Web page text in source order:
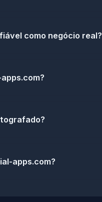
como negócio real?
apps.com?